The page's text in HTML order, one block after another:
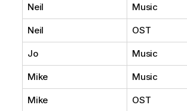
Neil Music
Neil OST
Jo Music
Mike Music
Mike OST